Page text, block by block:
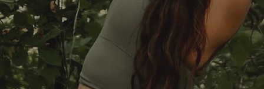
rythme des saisons, de la nature & de la